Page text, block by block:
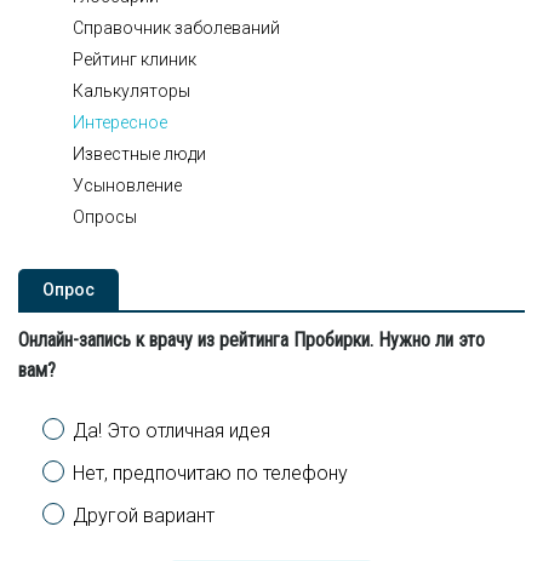
Справочник заболеваний
Рейтинг клиник
Калькуляторы
Интересное
Известные люди
Усыновление
Опросы
Опроc
Онлайн-запись к врачу из рейтинга Пробирки. Нужно ли это
вам?
Варианты
Да! Это отличная идея
Нет, предпочитаю по телефону
Другой вариант